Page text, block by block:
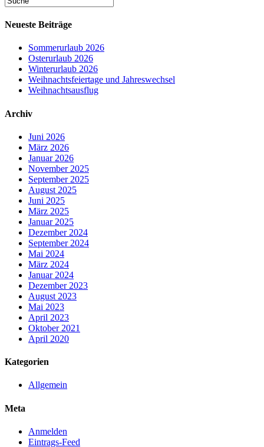
Neueste Beiträge
Sommerurlaub 2026
Osterurlaub 2026
Winterurlaub 2026
Weihnachtsfeiertage und Jahreswechsel
Weihnachtsausflug
Archiv
Juni 2026
März 2026
Januar 2026
November 2025
September 2025
August 2025
Juni 2025
März 2025
Januar 2025
Dezember 2024
September 2024
Mai 2024
März 2024
Januar 2024
Dezember 2023
August 2023
Mai 2023
April 2023
Oktober 2021
April 2020
Kategorien
Allgemein
Meta
Anmelden
Eintrags-Feed